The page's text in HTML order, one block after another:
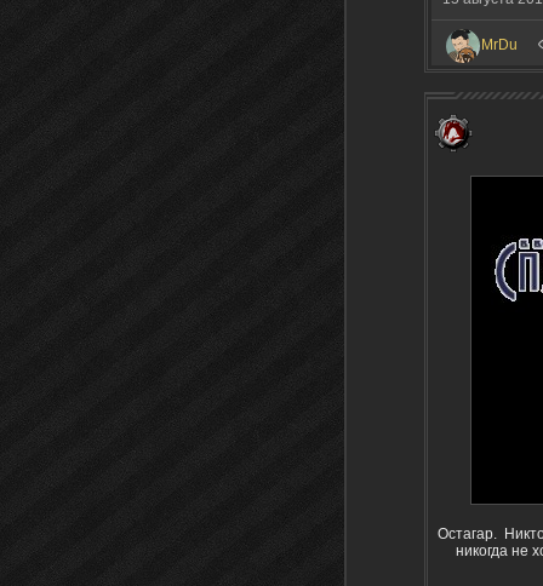
MrDu
Остагар.
никогда не